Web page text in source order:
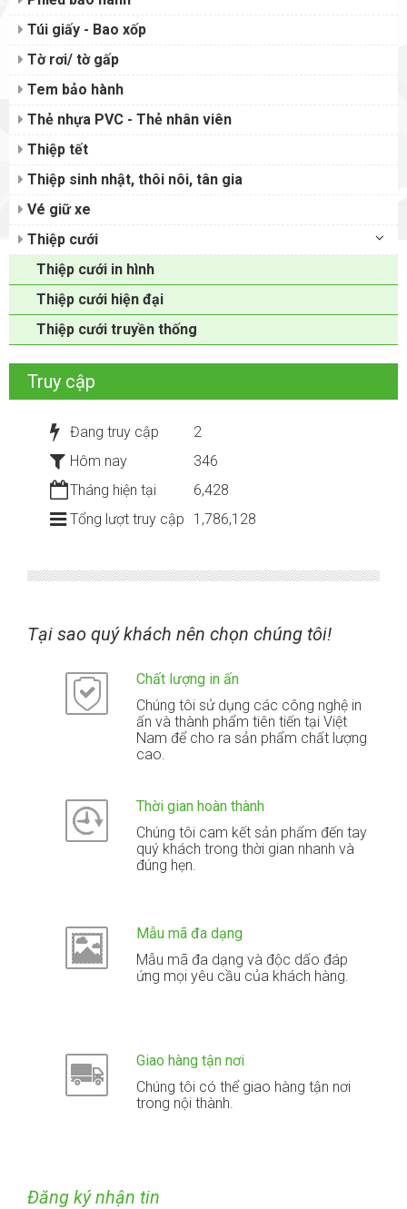
Túi giấy - Bao xốp
Tờ rơi/ tờ gấp
Tem bảo hành
Thẻ nhựa PVC - Thẻ nhân viên
Thiệp tết
Thiệp sinh nhật, thôi nôi, tân gia
Vé giữ xe
Thiệp cưới
Thiệp cưới in hình
Thiệp cưới hiện đại
Thiệp cưới truyền thống
Truy cập
Đang truy cập
2
Hôm nay
346
Tháng hiện tại
6,428
Tổng lượt truy cập
1,786,128
Tại sao quý khách nên chọn chúng tôi!
Chất lượng in ấn
Chúng tôi sử dụng các công nghệ in
ấn và thành phẩm tiên tiến tại Việt
Nam để cho ra sản phẩm chất lượng
cao.
Thời gian hoàn thành
Chúng tôi cam kết sản phẩm đến tay
quý khách trong thời gian nhanh và
đúng hẹn.
Mẫu mã đa dạng
Mẫu mã đa dạng và độc dấo đáp
ứng mọi yêu cầu của khách hàng.
Giao hàng tận nơi
Chúng tôi có thể giao hàng tận nơi
trong nội thành.
Đăng ký nhận tin